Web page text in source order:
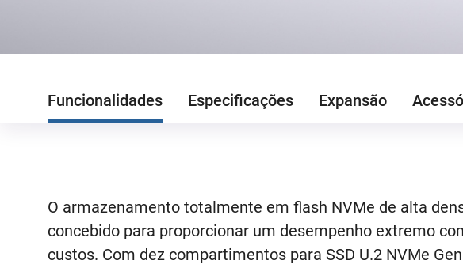
Funcionalidades Especificações Expansão
O armazenamento totalmente em flash NVMe de alta
concebido para proporcionar um desempenho extremo
custos. Com dez compartimentos para SSD U.2 NVMe